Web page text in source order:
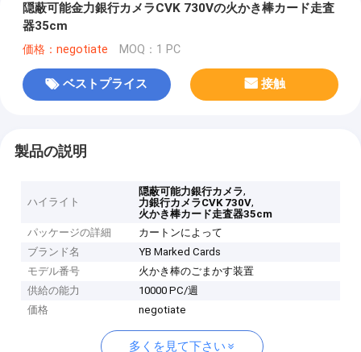
隠蔽可能金力銀行カメラCVK 730Vの火かき棒カード走査
器35cm
価格：negotiate MOQ：1 PC
ベストプライス 接触
製品の説明
ハイライト
隠蔽可能力銀行カメラ,
力銀行カメラCVK 730V,
火かき棒カード走査器35cm
パッケージの詳細
カートンによって
ブランド名
YB Marked Cards
モデル番号
火かき棒のごまかす装置
供給の能力
10000 PC/週
価格
negotiate
多くを見て下さい